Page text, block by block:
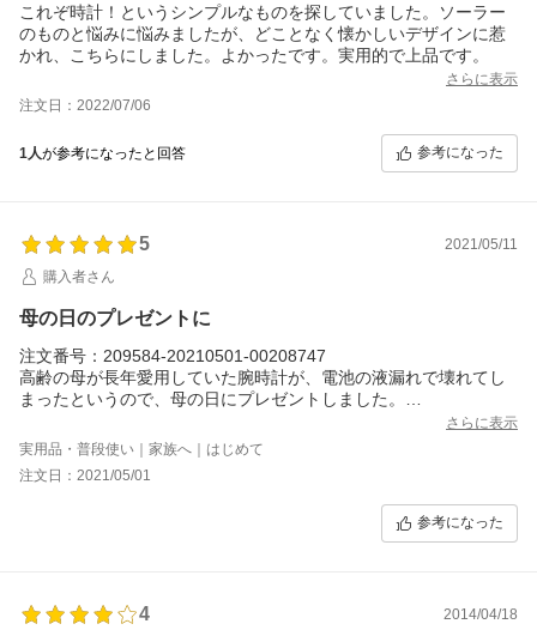
これぞ時計！というシンプルなものを探していました。ソーラー
のものと悩みに悩みましたが、どことなく懐かしいデザインに惹
かれ、こちらにしました。よかったです。実用的で上品です。
さらに表示
注文日：2022/07/06
1人が参考になったと回答 参考になった
5
2021/05/11
購入者さん
母の日のプレゼントに
注文番号：209584-20210501-00208747
高齢の母が長年愛用していた腕時計が、電池の液漏れで壊れてし
まったというので、母の日にプレゼントしました。
1.表示は大きなアラビア数字のアナログ式
3.ケースは丸型のシルバー
ベルトがステンレスだったり、ケースがスクエアだったり、ベル
さらに表示
実用品・普段使い｜家族へ｜はじめて
注文日：2021/05/01
参考になった
4
2014/04/18